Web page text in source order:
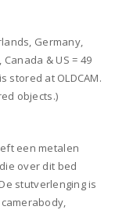
Germany,
Canada & US = 49
stored at OLDCAM.
objects.)
een metalen
over dit bed
stutverlenging is